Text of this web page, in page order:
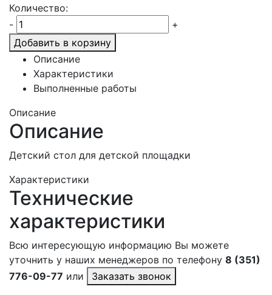
Количество:
-
+
Добавить в корзину
Описание
Характеристики
Выполненные работы
Описание
Описание
Детский стол для детской площадки
Характеристики
Технические
характеристики
Всю интересующую информацию Вы можете
уточнить у наших менеджеров по телефону 8 (351)
776-09-77 или Заказать звонок